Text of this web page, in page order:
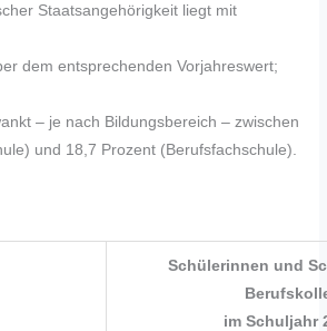
Staatsangehörigkeit liegt mit
dem entsprechenden Vorjahreswert;
– je nach Bildungsbereich – zwischen
und 18,7 Prozent (Berufsfachschule).
Schülerinnen und
im Schuljahr